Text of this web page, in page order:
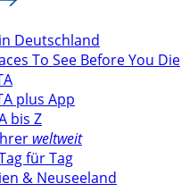
Deutschland
To See Before You Die
plus App
bis Z
weltweit
für Tag
& Neuseeland